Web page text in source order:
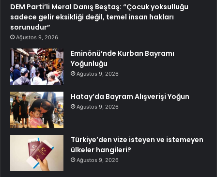
DEM Parti’li Meral Danış Beştaş: “Çocuk yoksulluğu
sadece gelir eksikliği değil, temel insan hakları
sorunudur”
Ağustos 9, 2026
Eminönü’nde Kurban Bayramı
Yoğunluğu
Ağustos 9, 2026
Hatay’da Bayram Alışverişi Yoğun
Ağustos 9, 2026
Türkiye’den vize isteyen ve istemeyen
ülkeler hangileri?
Ağustos 9, 2026